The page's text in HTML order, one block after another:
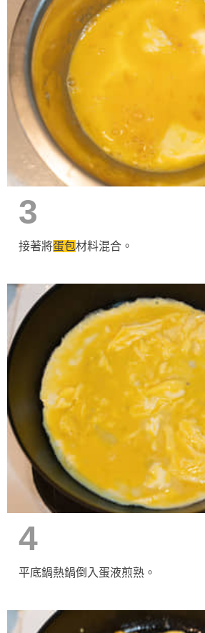
3
接著將蛋包材料混合。
4
平底鍋熱鍋倒入蛋液煎熟。